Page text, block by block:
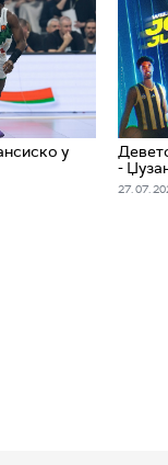
у
-
27. 07.